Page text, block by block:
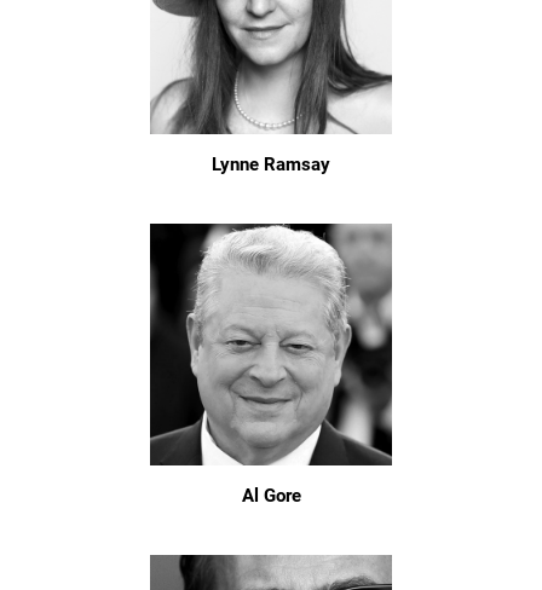
Lynne Ramsay
Al Gore